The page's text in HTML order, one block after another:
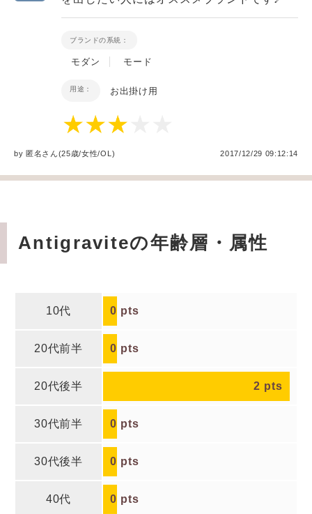
ブランドの系統：
モダン モード
用途： お出掛け用
by匿名さん(25歳/女性/OL ) 2017/12/29 09:12:14
Antigraviteの年齢層・属性
10代 0 pts
20代前半 0 pts
20代後半 2 pts
30代前半 0 pts
30代後半 0 pts
40代 0 pts